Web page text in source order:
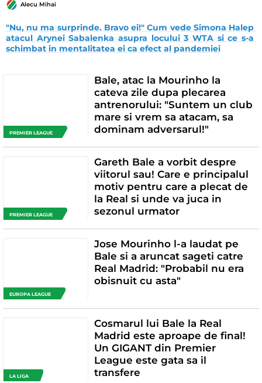
Alecu Mihai
"Nu, nu ma surprinde. Bravo ei!" Cum vede Simona Halep
atacul Arynei Sabalenka asupra locului 3 WTA si ce s-a
schimbat in mentalitatea ei ca efect al pandemiei
PREMIER LEAGUE
Bale, atac la Mourinho la
cateva zile dupa plecarea
antrenorului: "Suntem un club
mare si vrem sa atacam, sa
dominam adversarul!"
PREMIER LEAGUE
Gareth Bale a vorbit despre
viitorul sau! Care e principalul
motiv pentru care a plecat de
la Real si unde va juca in
sezonul urmator
EUROPA LEAGUE
Jose Mourinho l-a laudat pe
Bale si a aruncat sageti catre
Real Madrid: "Probabil nu era
obisnuit cu asta"
LA LIGA
Cosmarul lui Bale la Real
Madrid este aproape de final!
Un GIGANT din Premier
League este gata sa il
transfere